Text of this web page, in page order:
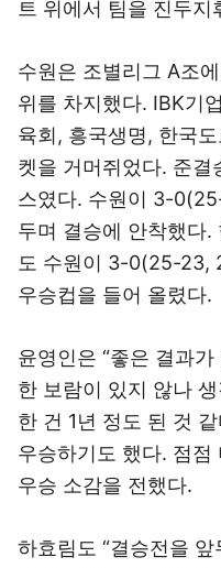
트 위에서 팀을 진두지
수원은 조별리그 A조
위를 차지했다. IBK기
육회, 흥국생명, 한국
켓을 거머쥐었다. 준결
스였다. 수원이 3-
두며 결승에 안착했다.
도 수원이 3-0(25-23,
우승컵을 들어 올렸다.
윤영인은 “좋은 결과
한 보람이 있지 않나
한 건 1년 정도 된 것
우승하기도 했다. 점점
우승 소감을 전했다.
하효림도 “결승전을